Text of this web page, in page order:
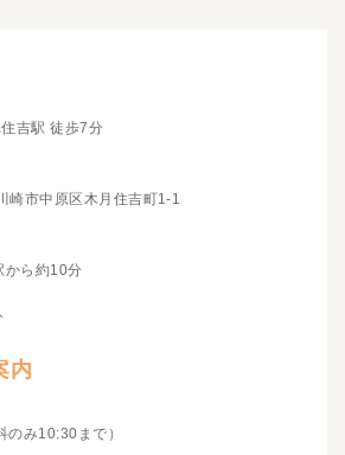
吉駅 徒歩7分
崎市中原区木月住吉町1-1
から約10分
内
み10:30まで）